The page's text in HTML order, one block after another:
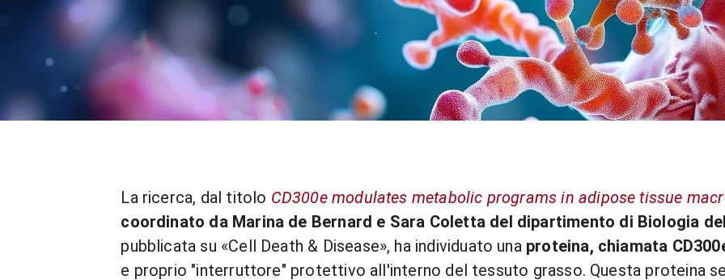
La ricerca, dal titolo CD300e modulates metabolic programs in adipose tissue
coordinato da Marina de Bernard e Sara Coletta del dipartimento di Biologia
pubblicata su «Cell Death & Disease», ha individuato una proteina, chiamata
e proprio "interruttore" protettivo all'interno del tessuto grasso. Questa proteina